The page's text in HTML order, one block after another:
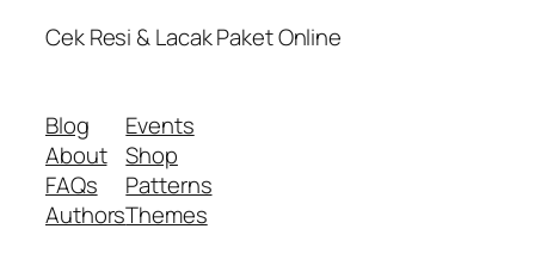
Cek Resi & Lacak Paket Online
Blog
About
FAQs
Authors
Events
Shop
Patterns
Themes